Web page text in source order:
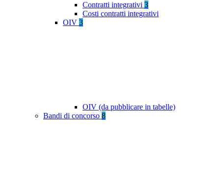
Contratti integrativi 3
Costi contratti integrativi
OIV 3
OIV (da pubblicare in tabelle)
Bandi di concorso 8